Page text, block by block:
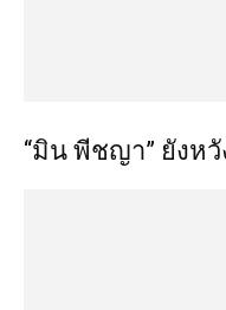
“มิน พีชญา” ยังหวั